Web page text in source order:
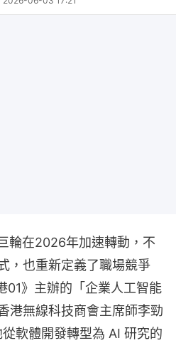
輪在2026年加速轉動，不
，也重新定義了職場競爭
01》主辦的「企業人工智能
港無線科技商會主席師李勁
軟體開發轉型為 AI 研究的